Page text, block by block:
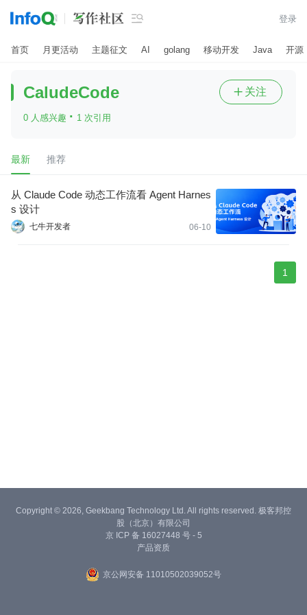
 登录
首页 月更活动 主题征文 AI golang 移动开发 Java 开源
CaludeCode
0 人感兴趣 · 1 次引用
 关注
最新 推荐
从 Claude Code 动态工作流看 Agent Harnes
s 设计
七牛开发者 06-10
1
Copyright © 2026, Geekbang Technology Ltd. All rights reserved. 极客邦控
股（北京）有限公司
京 ICP 备 16027448 号 - 5
产品资质
京公网安备 11010502039052号